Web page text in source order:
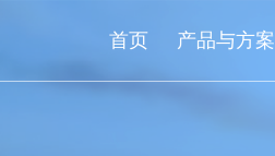
首页 产品与方案